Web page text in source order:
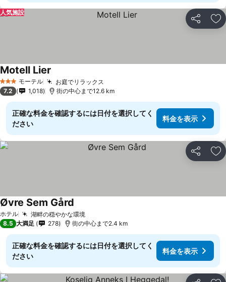
シェア お
人気施設
3 ホテルのランク
モーテル お庭でリラックス
Motell Lier
7.2 1,018 街の中心まで12.6 km
正確な料金を確認するには日付を選択してく
ださい
料金を表示
シェア お
ホテル 湖畔の穏やかな環境
Øvre Sem Gård
8.5 大満足 278 街の中心まで2.4 km
正確な料金を確認するには日付を選択してく
ださい
料金を表示